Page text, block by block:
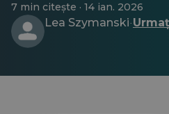
7 min citește · 14 ian. 2026
Lea Szymanski·